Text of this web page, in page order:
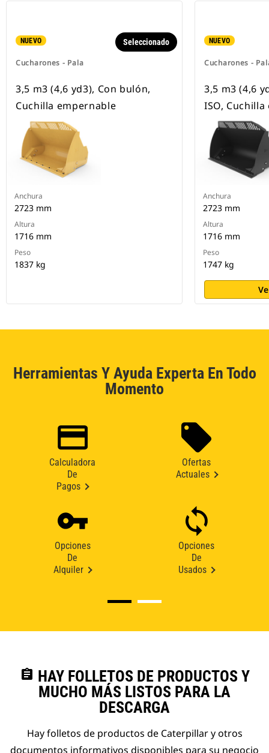
NUEVO
Cucharones - Pala
Seleccionado
3,5 m3 (4,6 yd3), Con bulón,
Cuchilla empernable
Anchura
2723 mm
Altura
1716 mm
Peso
1837 kg
NUEVO
Cucharones -
3,5 m3 (4,6
ISO,
Anchura
2723 mm
Altura
1716 mm
Peso
1747 kg
Herramientas Y Ayuda Experta En Todo
Momento
Calculadora
De
Pagos
Ofertas
Actuales
Opciones
De
Alquiler
Opciones
De
Usados
assignment HAY FOLLETOS DE PRODUCTOS Y
MUCHO MÁS LISTOS PARA LA
DESCARGA
Hay folletos de productos de Caterpillar y otros
documentos informativos disponibles para su negocio